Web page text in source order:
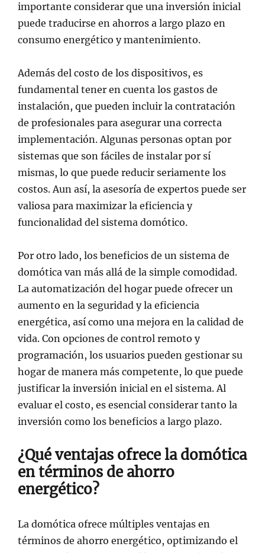
importante considerar que una inversión inicial
puede traducirse en ahorros a largo plazo en
consumo energético y mantenimiento.
Además del costo de los dispositivos, es
fundamental tener en cuenta los gastos de
instalación, que pueden incluir la contratación
de profesionales para asegurar una correcta
implementación. Algunas personas optan por
sistemas que son fáciles de instalar por sí
mismas, lo que puede reducir seriamente los
costos. Aun así, la asesoría de expertos puede ser
valiosa para maximizar la eficiencia y
funcionalidad del sistema domótico.
Por otro lado, los beneficios de un sistema de
domótica van más allá de la simple comodidad.
La automatización del hogar puede ofrecer un
aumento en la seguridad y la eficiencia
energética, así como una mejora en la calidad de
vida. Con opciones de control remoto y
programación, los usuarios pueden gestionar su
hogar de manera más competente, lo que puede
justificar la inversión inicial en el sistema. Al
evaluar el costo, es esencial considerar tanto la
inversión como los beneficios a largo plazo.
¿Qué ventajas ofrece la domótica
en términos de ahorro
energético?
La domótica ofrece múltiples ventajas en
términos de ahorro energético, optimizando el